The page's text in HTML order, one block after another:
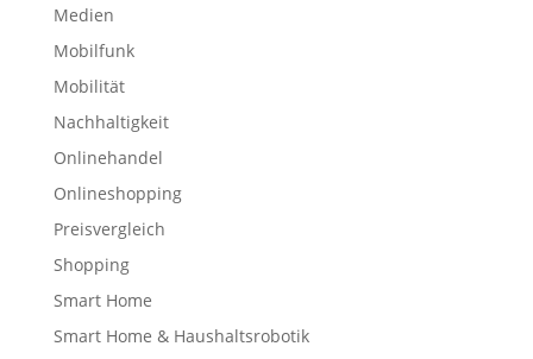
Medien
Mobilfunk
Mobilität
Nachhaltigkeit
Onlinehandel
Onlineshopping
Preisvergleich
Shopping
Smart Home
Smart Home & Haushaltsrobotik